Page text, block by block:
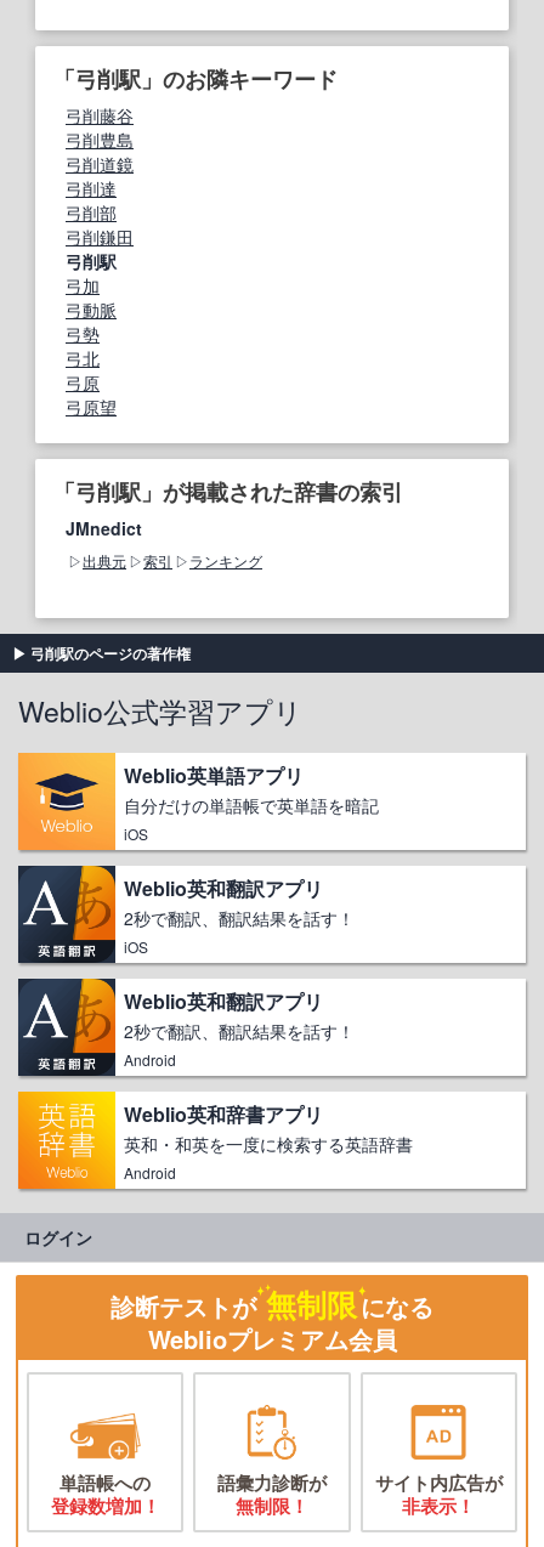
「弓削駅」のお隣キーワード
弓削藤谷
弓削豊島
弓削道鏡
弓削達
弓削部
弓削鎌田
弓削駅
弓加
弓動脈
弓勢
弓北
弓原
弓原望
「弓削駅」が掲載された辞書の索引
JMnedict
出典元 索引 ランキング
弓削駅のページの著作権
Weblio公式学習アプリ
Weblio英単語アプリ
自分だけの単語帳で英単語を暗記
iOS
Weblio英和翻訳アプリ
2秒で翻訳、翻訳結果を話す！
iOS
Weblio英和翻訳アプリ
2秒で翻訳、翻訳結果を話す！
Android
Weblio英和辞書アプリ
英和・和英を一度に検索する英語辞書
Android
ログイン
診断テストが 無制限になる
Weblioプレミアム会員
単語帳への
登録数増加！
語彙力診断が
無制限！
サイト内広告が
非表示！